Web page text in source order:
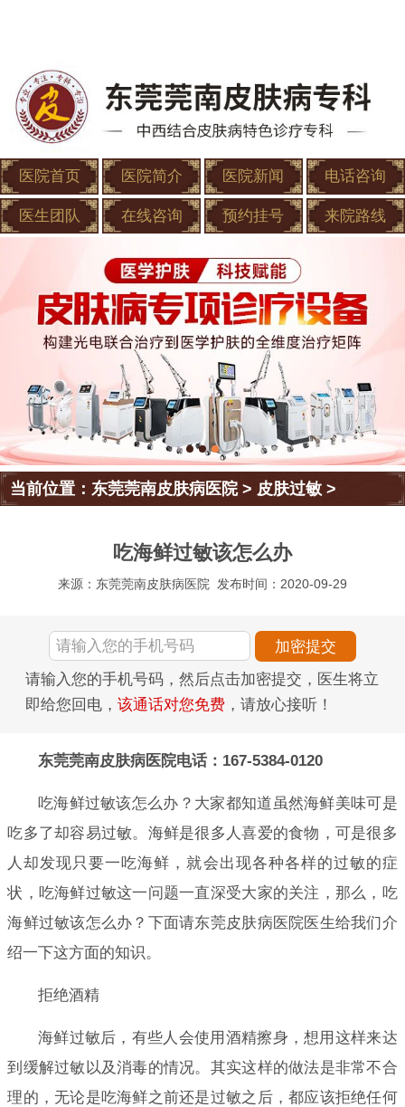
医院首页 医院简介 医院新闻 电话咨询
医生团队 在线咨询 预约挂号 来院路线
当前位置：东莞莞南皮肤病医院> 皮肤过敏 >
吃海鲜过敏该怎么办
来源：东莞莞南皮肤病医院 发布时间：2020-09-29
请输入您的手机号码，然后点击加密提交，医生将立
即给您回电， 该通话对您免费 ，请放心接听！
东莞莞南皮肤病医院电话：167-5384-0120
吃海鲜过敏该怎么办？大家都知道虽然海鲜美味可是
吃多了却容易过敏。海鲜是很多人喜爱的食物，可是很多
人却发现只要一吃海鲜，就会出现各种各样的过敏的症
状，吃海鲜过敏这一问题一直深受大家的关注，那么，吃
海鲜过敏该怎么办？下面请东莞皮肤病医院医生给我们介
绍一下这方面的知识。
拒绝酒精
海鲜过敏后，有些人会使用酒精擦身，想用这样来达
到缓解过敏以及消毒的情况。其实这样的做法是非常不合
理的，无论是吃海鲜之前还是过敏之后，都应该拒绝任何